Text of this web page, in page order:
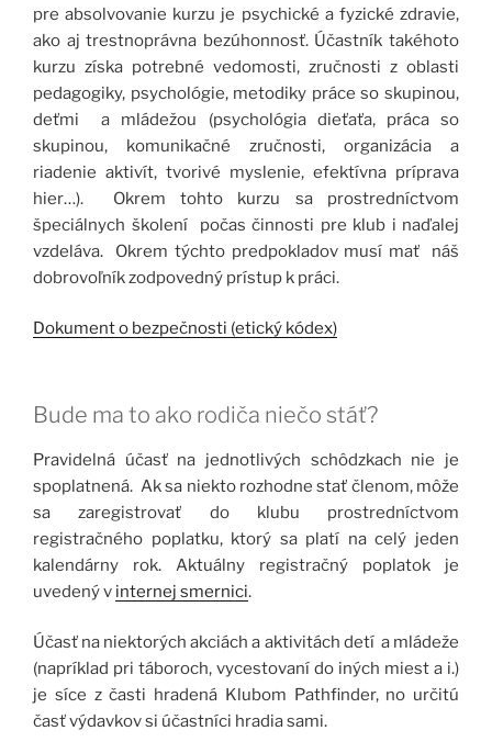
pre absolvovanie kurzu je psychické a fyzické zdravie,
ako aj trestnoprávna bezúhonnosť. Účastník takéhoto
kurzu získa potrebné vedomosti, zručnosti z oblasti
pedagogiky, psychológie, metodiky práce so skupinou,
deťmi a mládežou (psychológia dieťaťa, práca so
skupinou, komunikačné zručnosti, organizácia a
riadenie aktivít, tvorivé myslenie, efektívna príprava
hier…). Okrem tohto kurzu sa prostredníctvom
špeciálnych školení počas činnosti pre klub i naďalej
vzdeláva. Okrem týchto predpokladov musí mať náš
dobrovoľník zodpovedný prístup k práci.
Dokument o bezpečnosti (etický kódex)
Bude ma to ako rodiča niečo stáť?
Pravidelná účasť na jednotlivých schôdzkach nie je
spoplatnená. Ak sa niekto rozhodne stať členom, môže
sa zaregistrovať do klubu prostredníctvom
registračného poplatku, ktorý sa platí na celý jeden
kalendárny rok. Aktuálny registračný poplatok je
uvedený v internej smernici.
Účasť na niektorých akciách a aktivitách detí a mládeže
(napríklad pri táboroch, vycestovaní do iných miest a i.)
je síce z časti hradená Klubom Pathfinder, no určitú
časť výdavkov si účastníci hradia sami.